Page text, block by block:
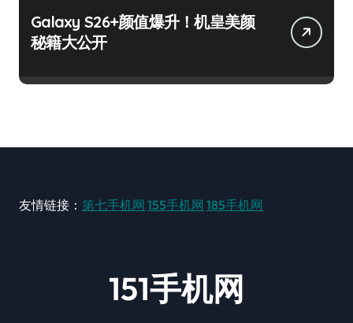
Galaxy S26+颜值爆升！机皇美颜
秘籍大公开
友情链接： 第七手机网 155手机网 185手机网
151手机网